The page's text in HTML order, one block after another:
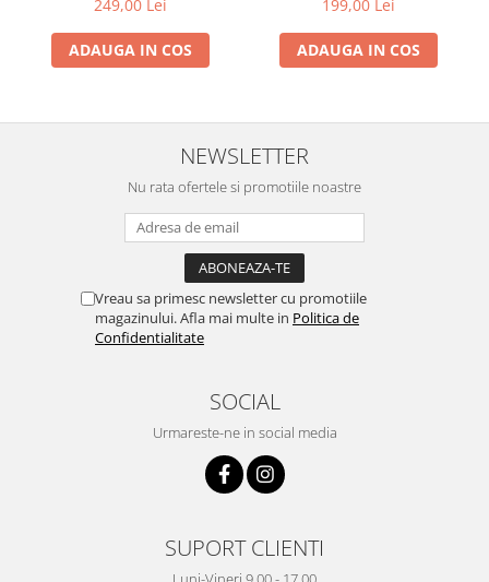
249,00 Lei
ADAUGA IN COS
199,00 Lei
ADAUGA IN COS
NEWSLETTER
Nu rata ofertele si promotiile noastre
Vreau sa primesc newsletter cu promotiile
magazinului. Afla mai multe in Politica de
Confidentialitate
SOCIAL
Urmareste-ne in social media
SUPORT CLIENTI